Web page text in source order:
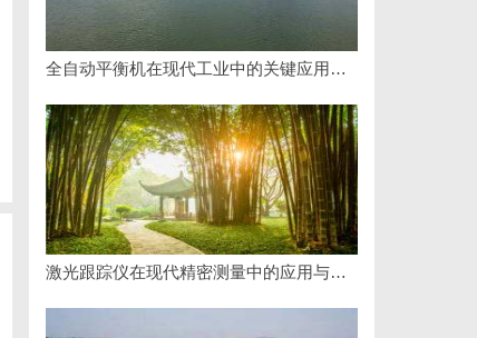
全自动平衡机在现代工业中的关键应用与发展趋势解析
激光跟踪仪在现代精密测量中的应用与发展趋势